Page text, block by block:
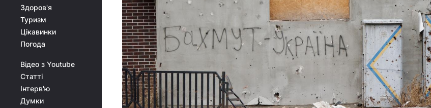
Здоров'я
Туризм
Цікавинки
Погода
Відео з Youtube
Статті
Інтерв'ю
Думки